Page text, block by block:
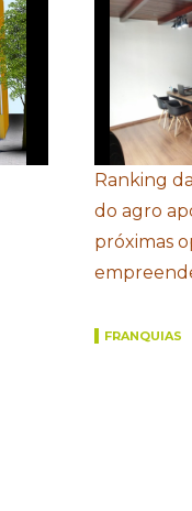
Ranking
do agro
próximas
FRANQUIAS